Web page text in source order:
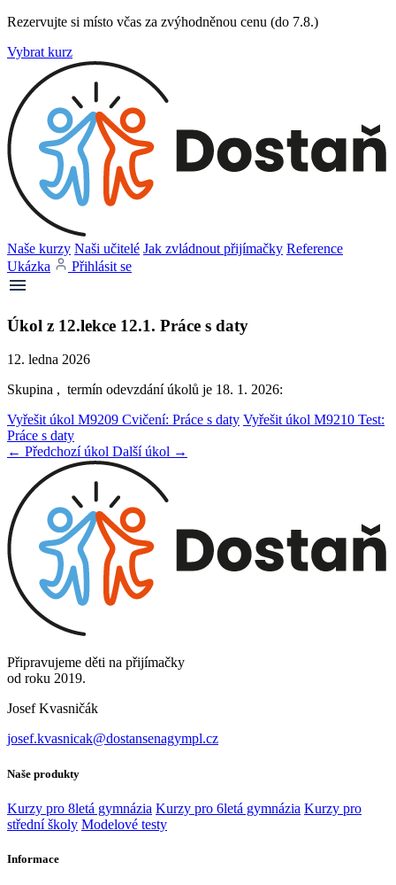
Rezervujte si místo včas za zvýhodněnou cenu (do 7.8.)
Vybrat kurz
Naše kurzy Naši učitelé Jak zvládnout přijímačky Reference
Ukázka
Přihlásit se
Úkol z 12.lekce 12.1. Práce s daty
12. ledna 2026
Skupina , termín odevzdání úkolů je 18. 1. 2026:
Vyřešit úkol M9209 Cvičení: Práce s daty Vyřešit úkol M9210 Test:
Práce s daty
← Předchozí úkol Další úkol →
Připravujeme děti na přijímačky
od roku 2019.
Josef Kvasničák
josef.kvasnicak@dostansenagympl.cz
Naše produkty
Kurzy pro 8letá gymnázia Kurzy pro 6letá gymnázia Kurzy pro
střední školy Modelové testy
Informace